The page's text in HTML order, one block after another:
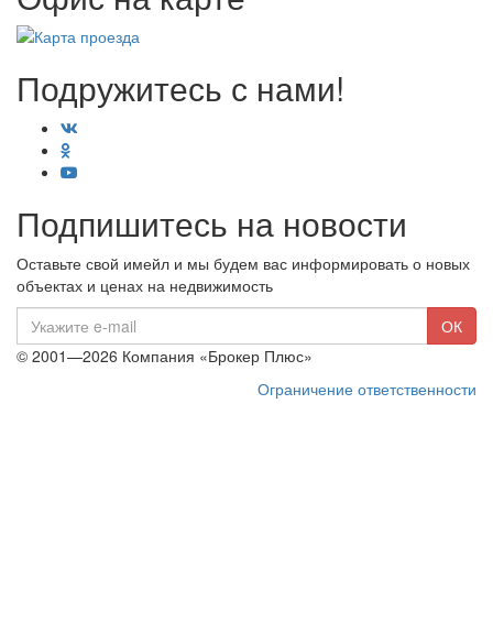
Подружитесь с нами!
Подпишитесь на новости
Оставьте свой имейл и мы будем вас информировать о новых
объектах и ценах на недвижимость
mail
ОК
© 2001—2026 Компания «Брокер Плюс»
Ограничение ответственности